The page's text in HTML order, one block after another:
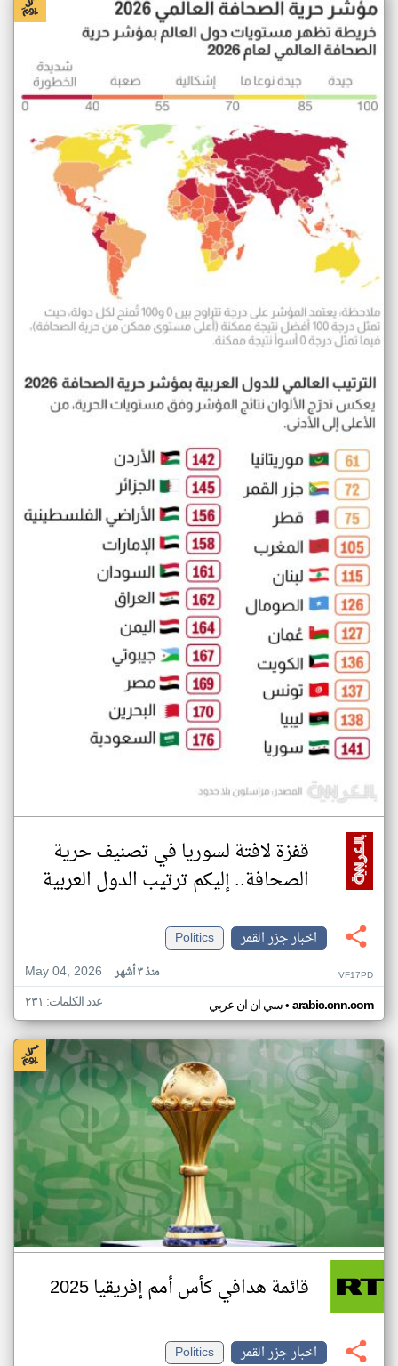
قفزة لافتة لسوريا في تصنيف حرية
الصحافة.. إليكم ترتيب الدول العربية
اخبار جزر القمر
Politics
May 04, 2026
منذ ٣ أشهر VF17PD
سي ان ان عربي• arabic.cnn.com عدد الكلمات: ٢٣١
قائمة هدافي كأس أمم إفريقيا 2025
اخبار جزر القمر
Politics